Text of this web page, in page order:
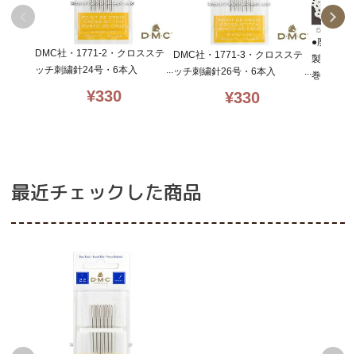
DMC社・1771-2・クロスステ
ッチ刺繍針24号・6本入
¥330
DMC社・1771-3・クロスステ
ッチ刺繍針26号・6本入
¥330
●廃番・
製・
巻紙・1
最近チェックした商品